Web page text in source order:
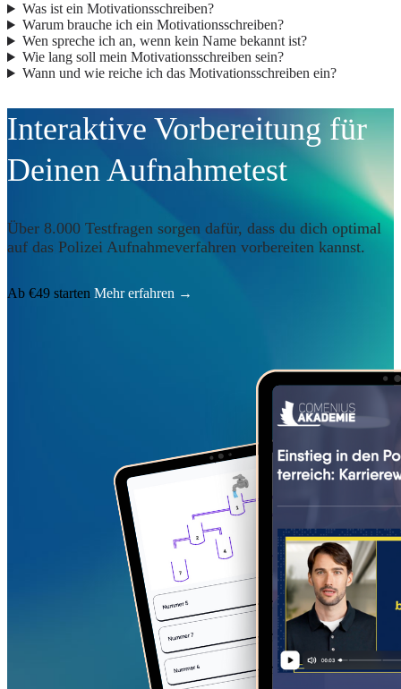
Was ist ein Motivationsschreiben?
Warum brauche ich ein Motivationsschreiben?
Wen spreche ich an, wenn kein Name bekannt ist?
Wie lang soll mein Motivationsschreiben sein?
Wann und wie reiche ich das Motivationsschreiben ein?
Interaktive Vorbereitung für
Deinen Aufnahmetest
Über 8.000 Testfragen sorgen dafür, dass du dich optimal
auf das Polizei Aufnahmeverfahren vorbereiten kannst.
Ab €49 starten Mehr erfahren →